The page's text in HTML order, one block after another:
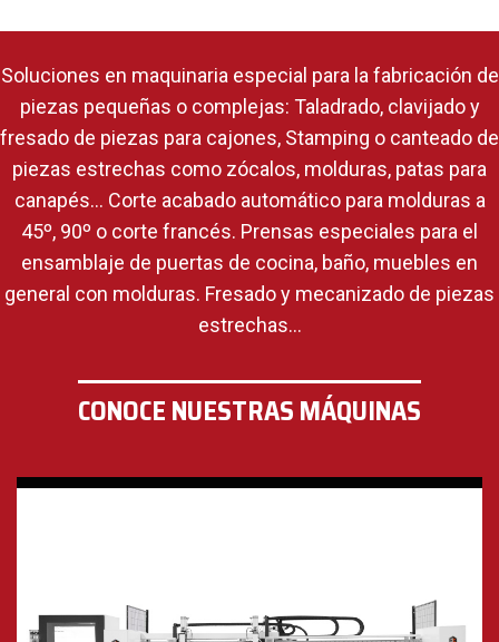
Soluciones en maquinaria especial para la fabricación de
piezas pequeñas o complejas: Taladrado, clavijado y
fresado de piezas para cajones, Stamping o canteado de
piezas estrechas como zócalos, molduras, patas para
canapés… Corte acabado automático para molduras a
45º, 90º o corte francés. Prensas especiales para el
ensamblaje de puertas de cocina, baño, muebles en
general con molduras. Fresado y mecanizado de piezas
estrechas…
CONOCE NUESTRAS MÁQUINAS